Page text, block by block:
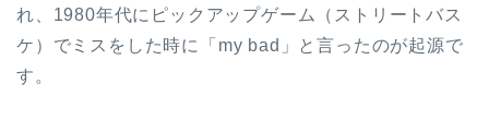
れ、1980年代にピックアップゲーム（ストリートバス
ケ）でミスをした時に「my bad」と言ったのが起源で
す。